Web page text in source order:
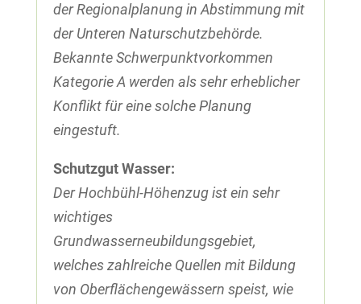
der Regionalplanung in Abstimmung mit
der Unteren Naturschutzbehörde.
Bekannte Schwerpunktvorkommen
Kategorie A werden als sehr erheblicher
Konflikt für eine solche Planung
eingestuft.
Schutzgut Wasser:
Der Hochbühl-Höhenzug ist ein sehr
wichtiges
Grundwasserneubildungsgebiet,
welches zahlreiche Quellen mit Bildung
von Oberflächengewässern speist, wie